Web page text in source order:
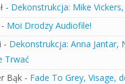
- Dekonstrukcja: Mike
- Moi Drodzy Audiofile!
- Dekonstrukcja: Anna Jantar,
Trwać
Bąk - Fade To Grey, Visage,